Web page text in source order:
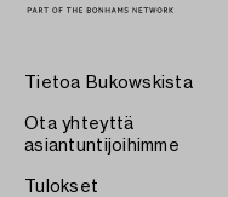
Tietoa Bukowskista
Ota yhteyttä
asiantuntijoihimme
Tulokset